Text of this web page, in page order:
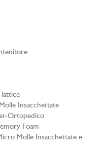
Insacchettate
Ortopedico
Foam
Molle Insacchettate e